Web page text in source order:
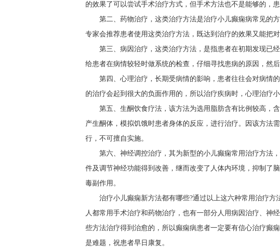
的效果了可以尝试手术治疗方式，但手术方法也不是能够的，
第二、药物治疗，这类治疗方法是治疗小儿癫痫病常见的
专家会推荐患者使用这类治疗方法，既达到治疗的效果又能把
第三、病因治疗，这类治疗方法，是指患者在初期发现已
给患者在病情较轻时做系统的检查，仔细寻找患病的原因，然
第四、心理治疗，长期受病情的影响，患者往往会对病情
的治疗会起到很大的负面作用的，所以治疗疾病时，心理治疗
第五、生酮饮食疗法，该方法为选用脂肪含有比例较高，
产生酮体，模拟饥饿时患者身体的反应，进行治疗。因该方法
行，不可擅自实施。
第六、神经调控治疗，其为新型的小儿癫痫常用治疗方法
件及调节神经功能得到改善，继而改变了人体内环境，抑制了
毒副作用。
治疗小儿癫痫新方法都有哪些?通过以上这六种常用治疗
人都常用手术治疗和药物治疗，也有一部分人用病因治疗、神
些方法治疗得到治愈的，所以癫痫病患者一定要有信心治疗癫
是难题，祝患者早日康复。